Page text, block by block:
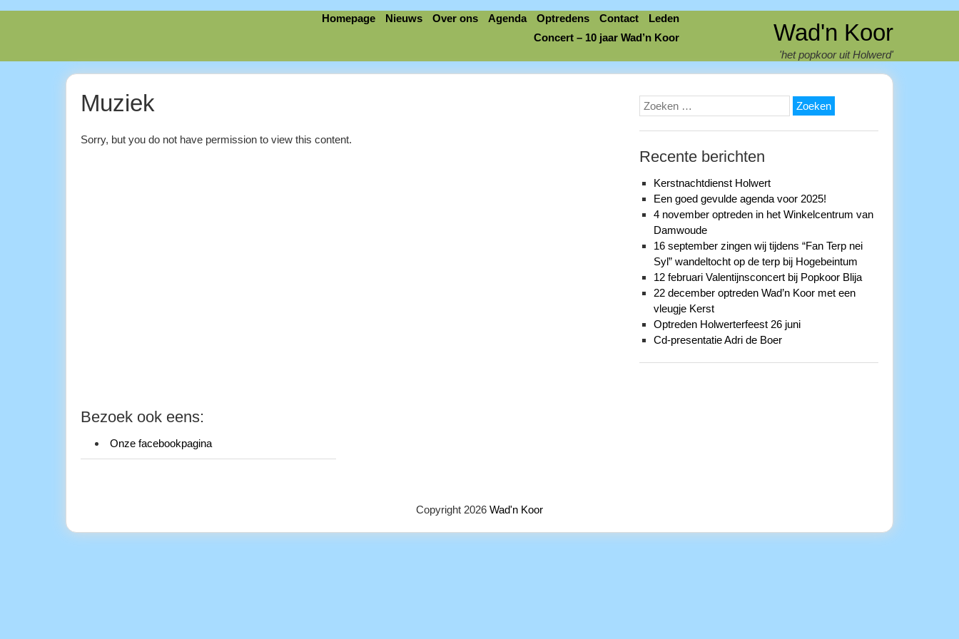
Wad'n Koor
'het popkoor uit Holwerd'
Homepage Nieuws Over ons Agenda Optredens Contact
Leden
Concert – 10 jaar Wad’n Koor
Muziek
Sorry, but you do not have permission to view this content.
Zoeken
naar:
Recente berichten
Kerstnachtdienst Holwert
Een goed gevulde agenda voor 2025!
4 november optreden in het Winkelcentrum van
Damwoude
16 september zingen wij tijdens “Fan Terp nei
Syl” wandeltocht op de terp bij Hogebeintum
12 februari Valentijnsconcert bij Popkoor Blija
22 december optreden Wad’n Koor met een
vleugje Kerst
Optreden Holwerterfeest 26 juni
Cd-presentatie Adri de Boer
Bezoek ook eens:
Onze facebookpagina
Copyright 2026 Wad'n Koor